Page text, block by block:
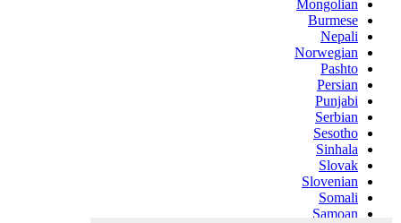
Mongolian
Burmese
Nepali
Norwegian
Pashto
Persian
Punjabi
Serbian
Sesotho
Sinhala
Slovak
Slovenian
Somali
Samoan